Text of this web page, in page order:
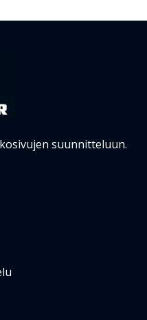
suunnitteluun.